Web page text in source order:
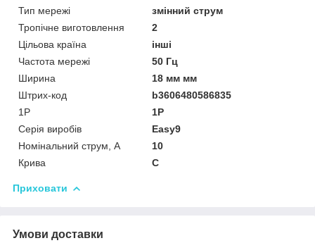
Тип мережі
змінний струм
Тропічне виготовлення
2
Цільова країна
інші
Частота мережі
50 Гц
Ширина
18 мм мм
Штрих-код
b3606480586835
1P
1P
Серія виробів
Easy9
Номінальний струм, А
10
Крива
C
Приховати
Умови доставки